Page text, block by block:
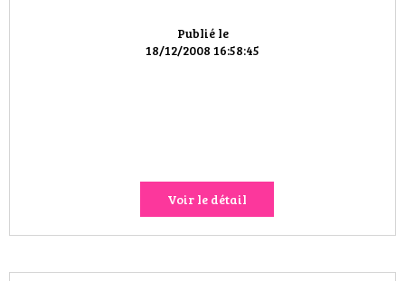
CULTURE
LIEUX TENDANCES
Publié le
18/12/2008 16:58:45
Voir le détail